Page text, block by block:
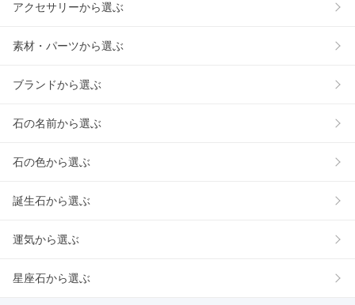
アクセサリーから選ぶ
素材・パーツから選ぶ
ブランドから選ぶ
石の名前から選ぶ
石の色から選ぶ
誕生石から選ぶ
運気から選ぶ
星座石から選ぶ